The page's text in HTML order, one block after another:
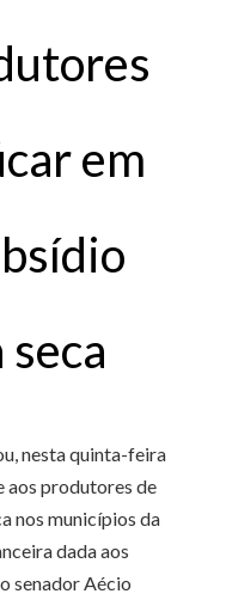
em
seca
nesta quinta-feira
aos produtores de
nos municípios da
dada aos
senador Aécio